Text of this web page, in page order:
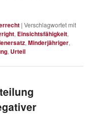
|Verschlagwortet mit
, Einsichtsfähigkeit,
,Minderjähriger,
, Urteil